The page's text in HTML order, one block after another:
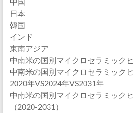
日本
韓国
インド
東南アジア
中南米の国別マイクロセラミック
中南米の国別マイクロセラミック
2020年VS2024年VS2031年
中南米の国別マイクロセラミック
（2020-2031）